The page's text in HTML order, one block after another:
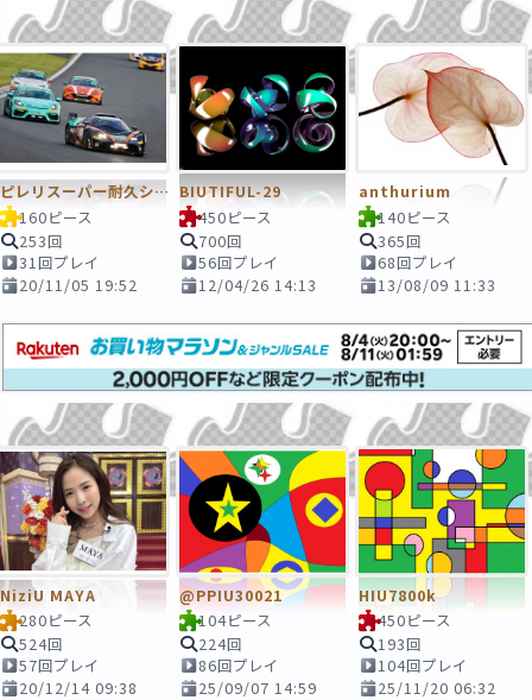
ピレリスーパー耐久シリーズ2020 ケーズフロンティア SYNTIUM KTM
160ピース
253回
31回プレイ
20/11/05 19:52
BIUTIFUL-29
450ピース
700回
56回プレイ
12/04/26 14:13
anthurium
140ピース
365回
68回プレイ
13/08/09 11:33
NiziU MAYA
280ピース
524回
57回プレイ
20/12/14 09:38
@PPIU30021
104ピース
224回
86回プレイ
25/09/07 14:59
HIU7800k
450ピース
193回
104回プレイ
25/11/20 06:32